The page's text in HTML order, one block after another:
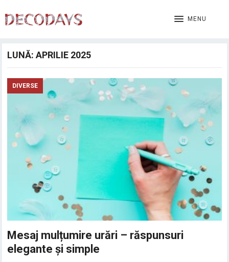
MENU
LUNĂ:APRILIE 2025
DIVERSE
Mesaj mulțumire urări – răspunsuri
elegante și simple